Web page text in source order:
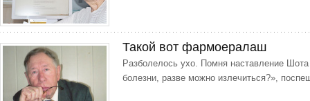
Такой вот фармоералаш
Разболелось ухо. Помня наставление
болезни, разве можно излечиться?»,